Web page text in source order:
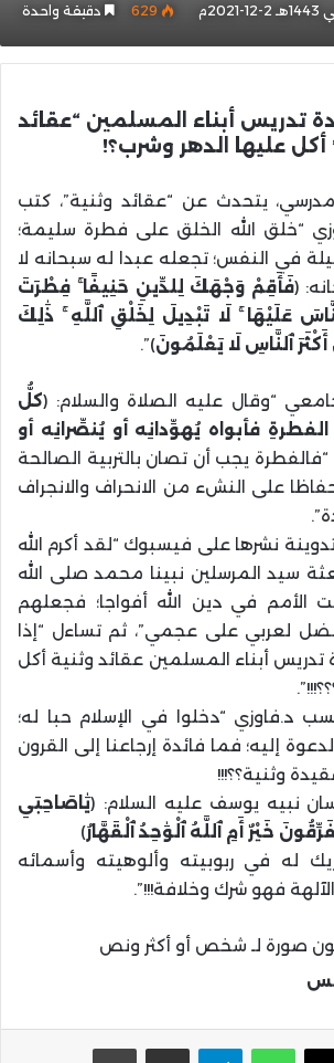
629 دقيقة واحدة
تدريس أبناء المسلمين “عقائد
أكل عليها الدهر وشرب؟!
يتحدث عن “عقائد وثنية”، كتب
“خلق الله الخلق على فطرة سليمة؛
في النفس؛ تجعله عبدا له سبحانه لا
(فَأَقِمْ وَجْهَكَ لِلدِّينِ حَنِيفًا ۚ فِطْرَتَ
عَلَيْهَا ۚ لَا تَبْدِيلَ لِخَلْقِ ٱللَّهِ ۚ ذَٰلِكَ
ٱلنَّاسِ لَا يَعْلَمُونَ)”.
“وقال عليه الصلاة والسلام: (كلُّ
فأبواه يُهوِّدانِه أو يُنصِّرانِه أو
“فالفطرة يجب أن تصان بالتربية الصالحة
على النشء من الانحراف والانجراف
نشرها على فيسبوك “لقد أكرم الله
سيد المرسلين نبينا محمد صلى الله
الأمم في دين الله أفواجا؛ فجعلهم
لعربي على عجمي”، ثم تساءل “إذا
أبناء المسلمين عقائد وثنية أكل
حسب د.فاوزي “دخلوا في الإسلام حبا له؛
إليه؛ فما فائدة إرجاعنا إلى القرون
وثنية؟؟!!!
نبيه يوسف عليه السلام: (يَٰاصَاحِبَىِ
خَيْرٌ أَمِ ٱللَّهُ ٱلْوَٰحِدُ ٱلْقَهَّارُ)
له في ربوبيته وألوهيته وأسمائه
فهو شرك وخلافة!!!”.
واتساب تيلقرام مشاركة عبر البريد